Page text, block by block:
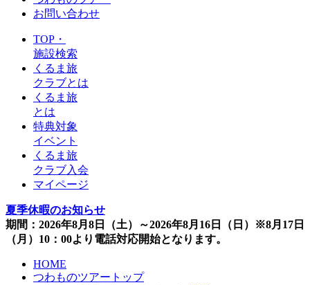
お問い合わせ
TOP・
施設検索
くるま旅
クラブとは
くるま旅
とは
特典対象
イベント
くるま旅
クラブ入会
マイページ
夏季休暇のお知らせ
期間：2026年8月8日（土）～2026年8月16日（日）※8月17日
（月）10：00より電話対応開始となります。
HOME
つわものツアートップ